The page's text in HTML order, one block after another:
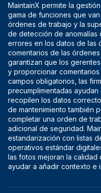
MaintainX permite la
gama de funciones que
órdenes de trabajo y la
de detección de anomalías
errores en los datos de las
comentarios de las
garantizan que los
y proporcionar
campos obligatorios, las
precumplimentadas
recopilen los datos
de mantenimiento también
completar una orden de
adicional de seguridad.
estandarización con listas
operativos estándar
las fotos mejoran la
ayudar a añadir contexto e